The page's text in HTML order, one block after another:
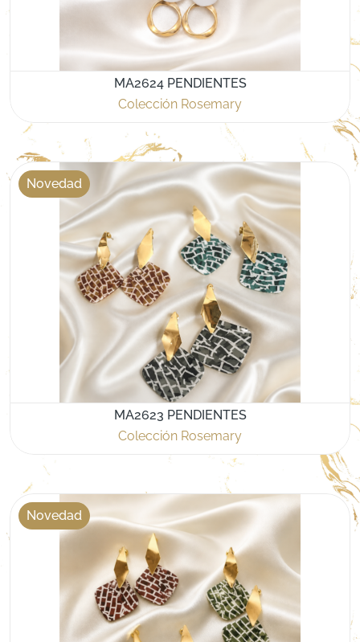
MA2624 PENDIENTES
Colección Rosemary
Novedad
MA2623 PENDIENTES
Colección Rosemary
Novedad